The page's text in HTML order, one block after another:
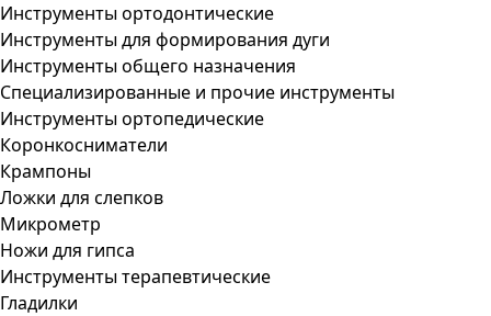
Инструменты ортодонтические
Инструменты для формирования дуги
Инструменты общего назначения
Специализированные и прочие инструменты
Инструменты ортопедические
Коронкосниматели
Крампоны
Ложки для слепков
Микрометр
Ножи для гипса
Инструменты терапевтические
Гладилки